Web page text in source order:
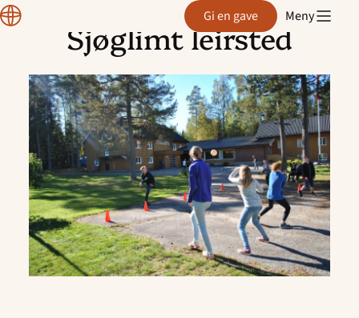
innhold
Region
Østfold Gi en gave Meny
Sjøglimt leirsted